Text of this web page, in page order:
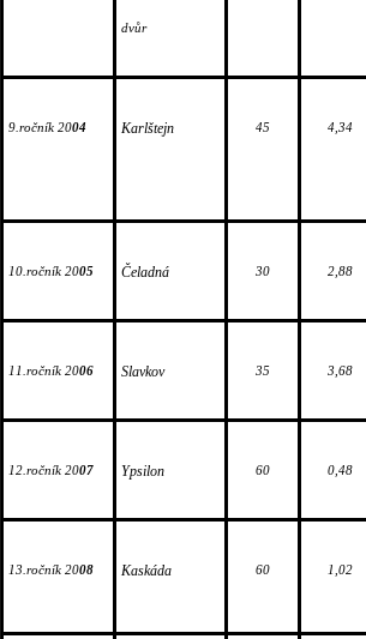
dvůr
9.ročník 2004 Karlštejn 45 4,34
10.ročník 2005 Čeladná 30 2,88
11.ročník 2006 Slavkov 35 3,68
12.ročník 2007 Ypsilon 60 0,48
13.ročník 2008 Kaskáda 60 1,02